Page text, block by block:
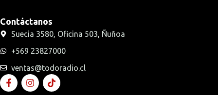
Contáctanos
Suecia 3580, Oficina 503, Ñuñoa
+569 23827000
ventas@todoradio.cl